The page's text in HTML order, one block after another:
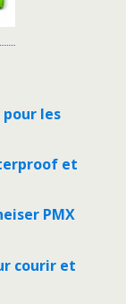
les
et
PMX
courir et